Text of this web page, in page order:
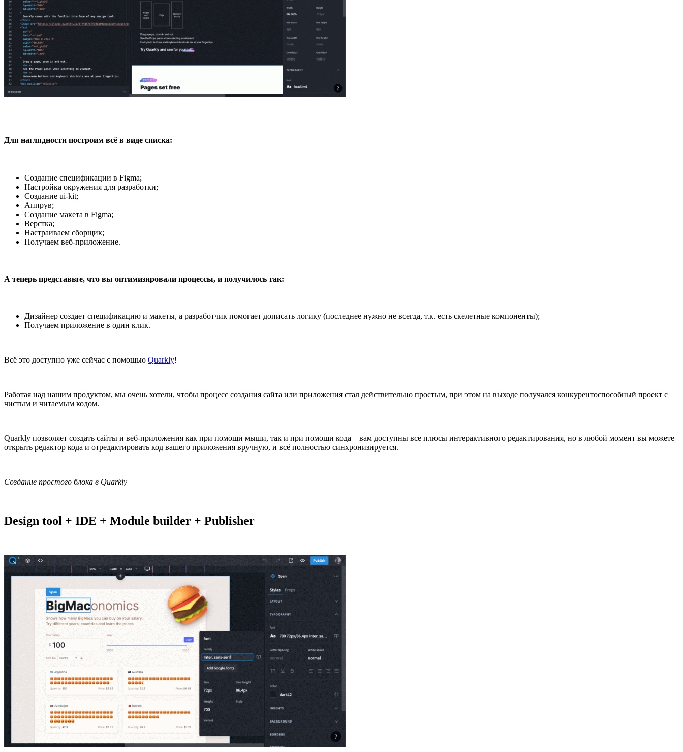
Для наглядности построим всё в виде списка:
Создание спецификации в Figma;
Настройка окружения для разработки;
Создание ui-kit;
Аппрув;
Создание макета в Figma;
Верстка;
Настраиваем сборщик;
Получаем веб-приложение.
А теперь представьте, что вы оптимизировали процессы, и получилось так:
Дизайнер создает спецификацию и макеты, а разработчик помогает дописать логику (последнее нужно не всегда, т.к. есть скелетные компоненты);
Получаем приложение в один клик.
Всё это доступно уже сейчас с помощью Quarkly!
Работая над нашим продуктом, мы очень хотели, чтобы процесс создания сайта или приложения стал действительно простым, при этом на выходе получался конкурентоспособный проект с
чистым и читаемым кодом.
Quarkly позволяет создать сайты и веб-приложения как при помощи мыши, так и при помощи кода – вам доступны все плюсы интерактивного редактирования, но в любой момент вы можете
открыть редактор кода и отредактировать код вашего приложения вручную, и всё полностью синхронизируется.
Создание простого блока в Quarkly
Design tool + IDE + Module builder + Publisher